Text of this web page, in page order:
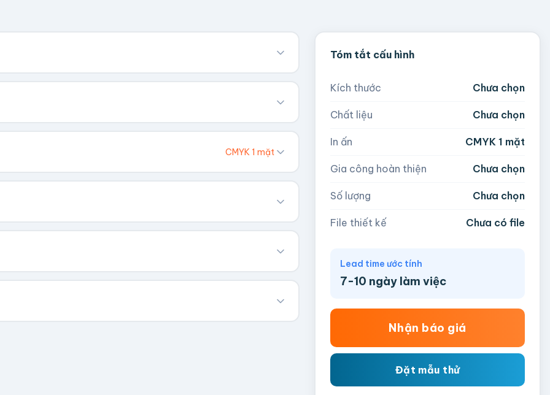
Chúng tôi sẽ tính toán kích thước tổng thể.
Cao (cm)
CMYK 1 mặt
giá theo số lượng.
Tóm tắt cấu hình
Kích thước Chưa chọn
Chất liệu Chưa chọn
In ấn CMYK 1 mặt
Gia công hoàn thiện Chưa chọn
Số lượng Chưa chọn
File thiết kế Chưa có file
Lead time ước tính
7-10 ngày làm việc
Nhận báo giá
Đặt mẫu thử